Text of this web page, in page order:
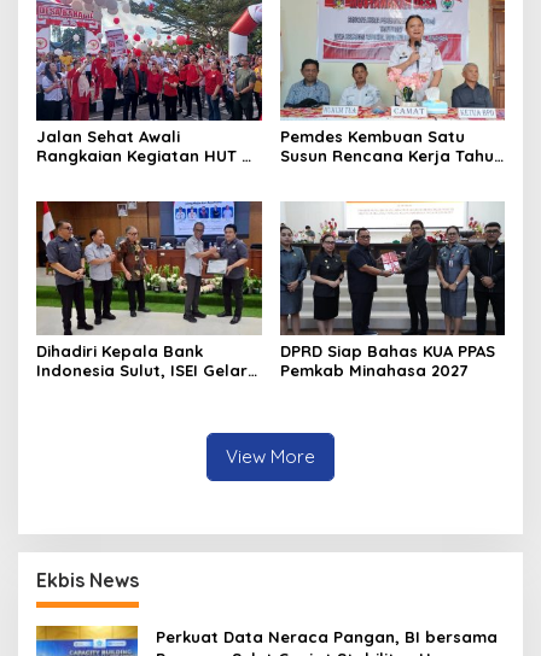
Jalan Sehat Awali
Rangkaian Kegiatan HUT RI
Pemdes Kembuan Satu
Susun Rencana Kerja Tahun
Dihadiri Kepala Bank
Indonesia Sulut, ISEI Gelar
DPRD Siap Bahas KUA PPAS
Pemkab Minahasa 2027
View More
Ekbis News
Perkuat Data Neraca Pangan, BI bersama